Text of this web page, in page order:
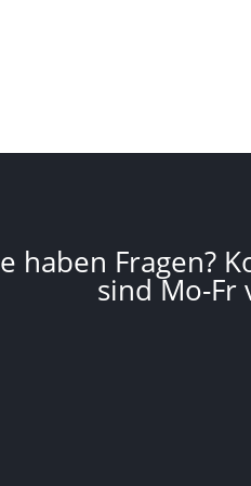
haben Fragen?
sind Mo-Fr